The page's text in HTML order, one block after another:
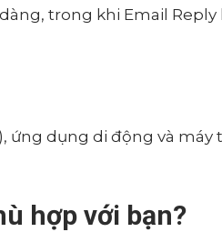
trong khi Email
ứng dụng di động và máy
hợp với bạn?